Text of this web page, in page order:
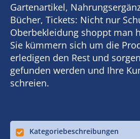
Gartenartikel,
Bücher, Tickets: Nicht nur
Oberbekleidung shoppt man
Sie kümmern sich um die
erledigen den Rest und
gefunden werden und Ihre
schreien.
Kategoriebeschreibungen